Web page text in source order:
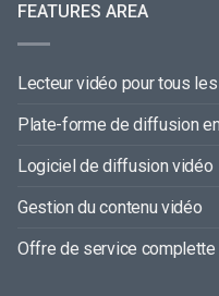
FEATURES AREA
Lecteur vidéo pour tous
Plate-forme de diffusion
Logiciel de diffusion vidéo
Gestion du contenu vidéo
Offre de service complette